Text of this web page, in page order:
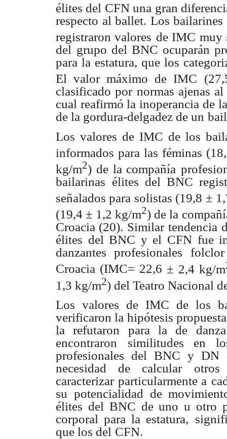
élites del CFN una gran
respecto al ballet. Los bailarines
registraron valores de IMC muy
del grupo del BNC ocuparán
para la estatura, que los
El valor máximo de IMC
clasificado por normas ajenas
cual reafirmó la inoperancia de
de la gordura-delgadez de un
Los valores de IMC de los
informados para las féminas
kg/m2) de la compañía
bailarinas élites del BNC
señalados para solistas (19,8 ±
(19,4 ± 1,2 kg/m2) de la
Croacia (20). Similar tendencia
élites del BNC y el CFN fue
danzantes profesionales folclor
Croacia (IMC= 22,6 ± 2,4 kg/m
1,3 kg/m2) del Teatro Nacional
Los valores de IMC de los
verificaron la hipótesis
la refutaron para la de
encontraron
similitudes en
profesionales del BNC y
necesidad de calcular otros
caracterizar particularmente a
su potencialidad de
élites del BNC de uno u otro
corporal para la estatura,
que los del CFN.